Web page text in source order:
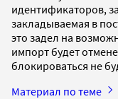
идентификаторов,
закладываемая в
это задел на
импорт будет
блокироваться не
Материал по теме